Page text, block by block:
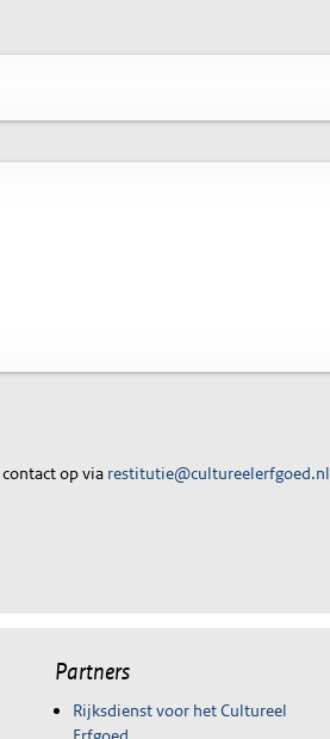
op via restitutie@cultureelerfgoed.nl
Partners
Rijksdienst voor het Cultureel